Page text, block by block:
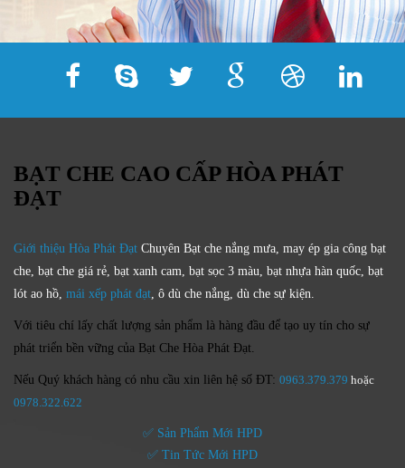
BẠT CHE CAO CẤP HÒA PHÁT
ĐẠT
Giới thiệu Hòa Phát Đạt Chuyên Bạt che nắng mưa, may ép gia công bạt
che, bạt che giá rẻ, bạt xanh cam, bạt sọc 3 màu, bạt nhựa hàn quốc, bạt
lót ao hồ, mái xếp phát đạt , ô dù che nắng, dù che sự kiện.
Với tiêu chí lấy chất lượng sản phẩm là hàng đầu để tạo uy tín cho sự
phát triển bền vững của Bạt Che Hòa Phát Đạt.
Nếu Quý khách hàng có nhu cầu xin liên hệ số ĐT: 0963.379.379 hoặc
0978.322.622
✅ Sản Phẩm Mới HPD
✅ Tin Tức Mới HPD